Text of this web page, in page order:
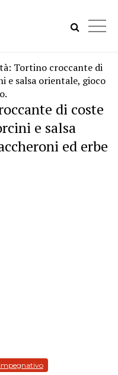
Tortino croccante di
e salsa orientale, gioco
di coste
e salsa
ed erbe